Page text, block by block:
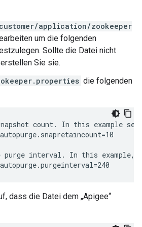
application/zookeeper
um die folgenden
Sollte die Datei nicht
Sie sie.
die folgenden
count. In this example
purge interval. In this example,
dass die Datei dem „Apigee“